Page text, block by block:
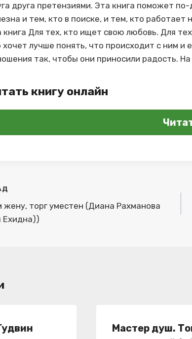
друга претензиями. Эта книга поможет
и тем, кто в поиске, и тем, кто
книга Для тех, кто ищет свою любовь. Для
хочет лучше понять, что происходит с ним и
так, чтобы они приносили радость.
книгу онлайн
жену, торг уместен (Диана Рахманова
Ехидна))
Мастер душ.